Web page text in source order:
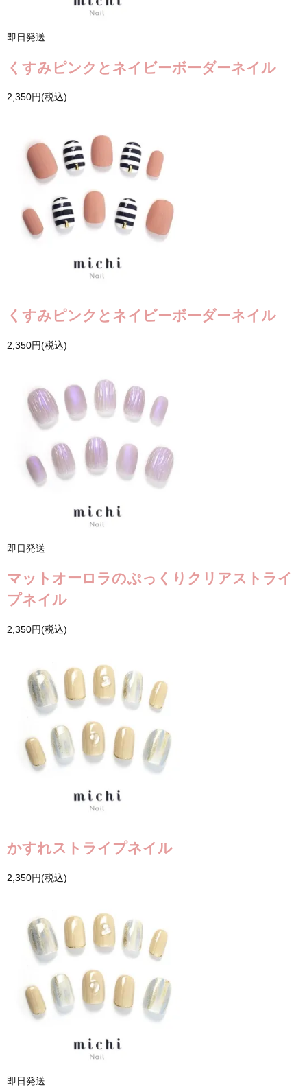
即日発送
くすみピンクとネイビーボーダーネイル
2,350円(税込)
くすみピンクとネイビーボーダーネイル
2,350円(税込)
即日発送
マットオーロラのぷっくりクリアストライ
プネイル
2,350円(税込)
かすれストライプネイル
2,350円(税込)
即日発送